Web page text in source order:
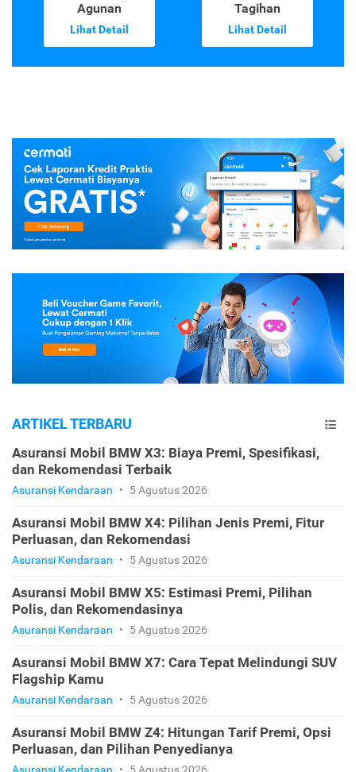
Agunan
Lihat Detail
Tagihan
Lihat Detail
ARTIKEL TERBARU
Asuransi Mobil BMW X3: Biaya Premi, Spesifikasi,
dan Rekomendasi Terbaik
Asuransi Kendaraan • 5 Agustus 2026
Asuransi Mobil BMW X4: Pilihan Jenis Premi, Fitur
Perluasan, dan Rekomendasi
Asuransi Kendaraan • 5 Agustus 2026
Asuransi Mobil BMW X5: Estimasi Premi, Pilihan
Polis, dan Rekomendasinya
Asuransi Kendaraan • 5 Agustus 2026
Asuransi Mobil BMW X7: Cara Tepat Melindungi SUV
Flagship Kamu
Asuransi Kendaraan • 5 Agustus 2026
Asuransi Mobil BMW Z4: Hitungan Tarif Premi, Opsi
Perluasan, dan Pilihan Penyedianya
Asuransi Kendaraan • 5 Agustus 2026